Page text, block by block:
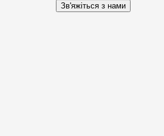
Зв'яжіться з нами